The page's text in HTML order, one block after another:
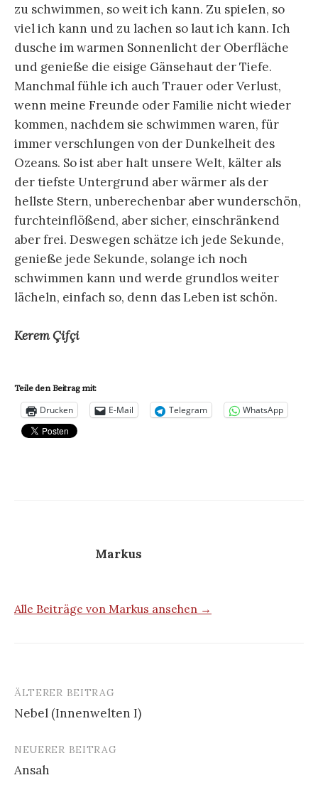
zu schwimmen, so weit ich kann. Zu spielen, so
viel ich kann und zu lachen so laut ich kann. Ich
dusche im warmen Sonnenlicht der Oberfläche
und genieße die eisige Gänsehaut der Tiefe.
Manchmal fühle ich auch Trauer oder Verlust,
wenn meine Freunde oder Familie nicht wieder
kommen, nachdem sie schwimmen waren, für
immer verschlungen von der Dunkelheit des
Ozeans. So ist aber halt unsere Welt, kälter als
der tiefste Untergrund aber wärmer als der
hellste Stern, unberechenbar aber wunderschön,
furchteinflößend, aber sicher, einschränkend
aber frei. Deswegen schätze ich jede Sekunde,
genieße jede Sekunde, solange ich noch
schwimmen kann und werde grundlos weiter
lächeln, einfach so, denn das Leben ist schön.
Kerem Çifçi
Teile den Beitrag mit:
Drucken E-Mail Telegram WhatsApp
Markus
Alle Beiträge von Markus ansehen →
Beitrags-
Navigation
ÄLTERER BEITRAG
Nebel (Innenwelten I)
NEUERER BEITRAG
Ansah